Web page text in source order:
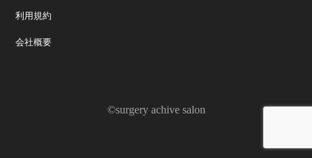
利用規約
会社概要
©surgery achive salon